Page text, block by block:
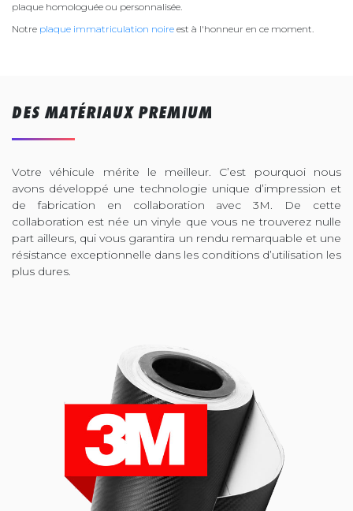
plaque homologuée ou personnalisée.
Notre plaque immatriculation noire est à l'honneur en ce moment.
DES MATÉRIAUX PREMIUM
Votre véhicule mérite le meilleur. C’est pourquoi nous
avons développé une technologie unique d’impression et
de fabrication en collaboration avec 3M. De cette
collaboration est née un vinyle que vous ne trouverez nulle
part ailleurs, qui vous garantira un rendu remarquable et une
résistance exceptionnelle dans les conditions d’utilisation les
plus dures.